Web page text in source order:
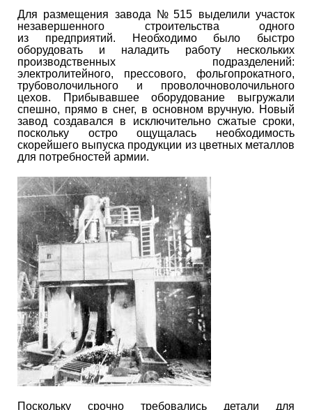
Для размещения завода № 515 выделили участок
незавершенного строительства одного
из предприятий. Необходимо было быстро
оборудовать и наладить работу нескольких
производственных подразделений:
электролитейного, прессового, фольгопрокатного,
трубоволочильного и проволочноволочильного
цехов. Прибывавшее оборудование выгружали
спешно, прямо в снег, в основном вручную. Новый
завод создавался в исключительно сжатые сроки,
поскольку остро ощущалась необходимость
скорейшего выпуска продукции из цветных металлов
для потребностей армии.
Поскольку срочно требовались детали для